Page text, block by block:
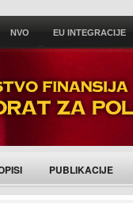
NVO EU INTEGRACIJE
PUBLIKACIJE